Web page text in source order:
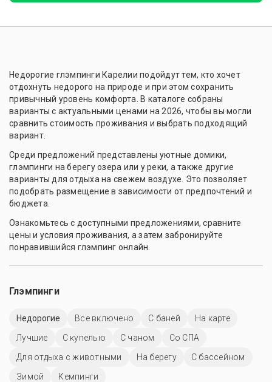
Недорогие глэмпинги Карелии подойдут тем, кто хочет
отдохнуть недорого на природе и при этом сохранить
привычный уровень комфорта. В каталоге собраны
варианты с актуальными ценами на 2026, чтобы вы могли
сравнить стоимость проживания и выбрать подходящий
вариант.
Среди предложений представлены уютные домики,
глэмпинги на берегу озера или у реки, а также другие
варианты для отдыха на свежем воздухе. Это позволяет
подобрать размещение в зависимости от предпочтений и
бюджета.
Ознакомьтесь с доступными предложениями, сравните
цены и условия проживания, а затем забронируйте
понравившийся глэмпинг онлайн.
Глэмпинги
Недорогие Все включено С баней
На карте
Лучшие
С купелью С чаном
Со СПА
Для отдыха с животными
На берегу
С бассейном
Зимой
Кемпинги